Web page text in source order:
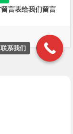
言表给我们留言
联系我们